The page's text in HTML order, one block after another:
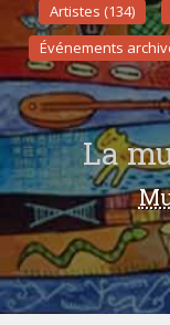
Artistes (134)
Événements
La